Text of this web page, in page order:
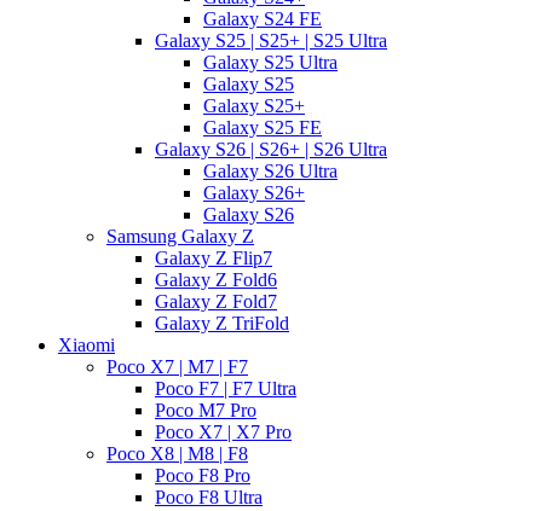
Galaxy S24 FE
Galaxy S25 | S25+ | S25 Ultra
Galaxy S25 Ultra
Galaxy S25
Galaxy S25+
Galaxy S25 FE
Galaxy S26 | S26+ | S26 Ultra
Galaxy S26 Ultra
Galaxy S26+
Galaxy S26
Samsung Galaxy Z
Galaxy Z Flip7
Galaxy Z Fold6
Galaxy Z Fold7
Galaxy Z TriFold
Xiaomi
Poco X7 | M7 | F7
Poco F7 | F7 Ultra
Poco M7 Pro
Poco X7 | X7 Pro
Poco X8 | M8 | F8
Poco F8 Pro
Poco F8 Ultra